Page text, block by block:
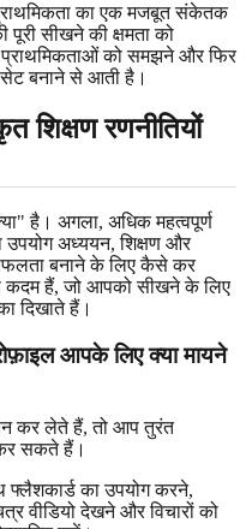
का एक मजबूत संकेतक
पूरी सीखने की क्षमता को
प्राथमिकताओं को समझने और फिर
बनाने से आती है।
शिक्षण रणनीतियों
है। अगला, अधिक महत्वपूर्ण
अध्ययन, शिक्षण और
बनाने के लिए कैसे कर
कदम हैं, जो आपको सीखने के लिए
दिखाते हैं।
आपके लिए क्या मायने
कर लेते हैं, तो आप तुरंत
सकते हैं।
फ्लैशकार्ड का उपयोग करने,
वीडियो देखने और विचारों को